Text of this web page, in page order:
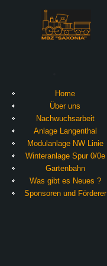
Home
Über uns
Nachwuchsarbeit
Anlage Langenthal
Modulanlage NW Linie
Winteranlage Spur 0/0e
Gartenbahn
Was gibt es Neues ?
Sponsoren und Förderer